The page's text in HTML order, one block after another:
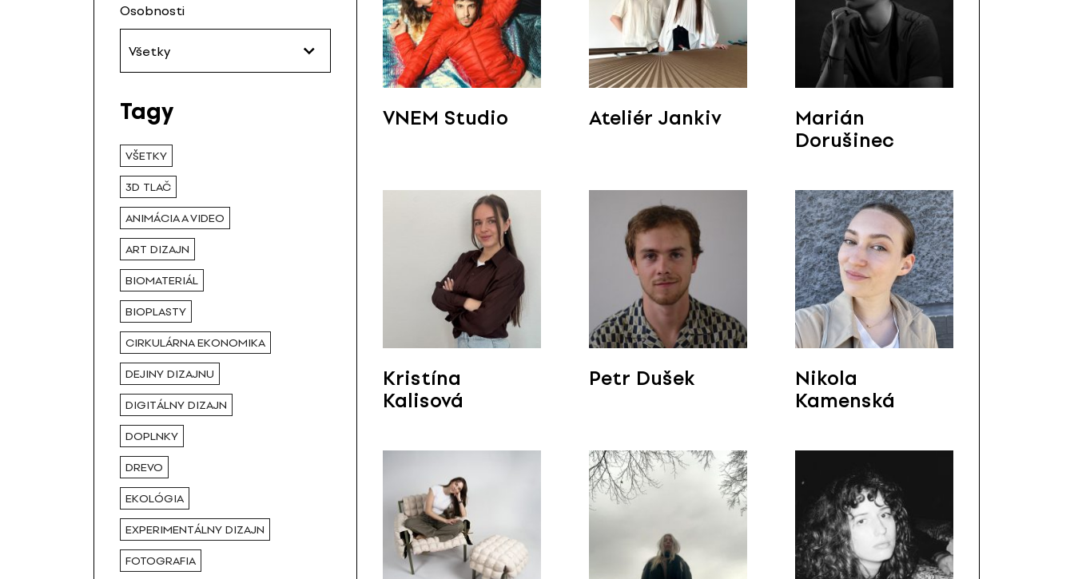
Osobnosti
Všetky
Tagy
VŠETKY
3D TLAČ
ANIMÁCIA A VIDEO
ART DIZAJN
BIOMATERIÁL
BIOPLASTY
CIRKULÁRNA EKONOMIKA
DEJINY DIZAJNU
DIGITÁLNY DIZAJN
DOPLNKY
DREVO
EKOLÓGIA
EXPERIMENTÁLNY DIZAJN
FOTOGRAFIA
VNEM Studio Ateliér Jankiv
Marián
Dorušinec
Kristína
Kalisová
Petr Dušek
Nikola
Kamenská